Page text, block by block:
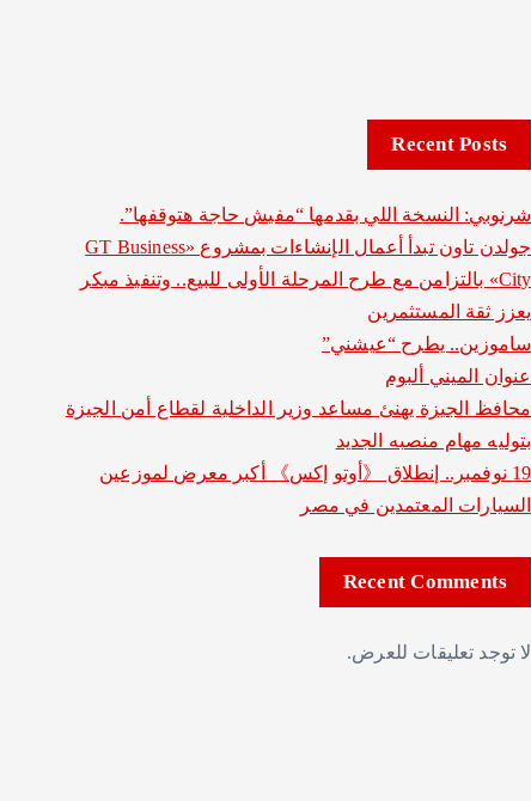
Recent Posts
شرنوبي: النسخة اللي بقدمها “مفيش حاجة هتوقفها”.
جولدن تاون تبدأ أعمال الإنشاءات بمشروع «GT Business
City» بالتزامن مع طرح المرحلة الأولى للبيع.. وتنفيذ مبكر
يعزز ثقة المستثمرين
ساموزين.. يطرح “عيشني”
عنوان الميني ألبوم
محافظ الجيزة يهنئ مساعد وزير الداخلية لقطاع أمن الجيزة
بتوليه مهام منصبه الجديد
19 نوفمبر.. إنطلاق 《أوتو إكس》 أكبر معرض لموزعين
السيارات المعتمدين في مصر
Recent Comments
لا توجد تعليقات للعرض.